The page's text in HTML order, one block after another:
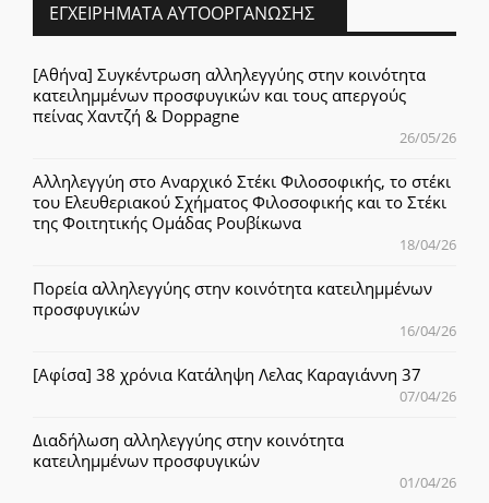
ΕΓΧΕΙΡΉΜΑΤΑ ΑΥΤΟΟΡΓΆΝΩΣΗΣ
[Αθήνα] Συγκέντρωση αλληλεγγύης στην κοινότητα
κατειλημμένων προσφυγικών και τους απεργούς
πείνας Χαντζή & Doppagne
26/05/26
Αλληλεγγύη στο Αναρχικό Στέκι Φιλοσοφικής, το στέκι
του Ελευθεριακού Σχήματος Φιλοσοφικής και το Στέκι
της Φοιτητικής Ομάδας Ρουβίκωνα
18/04/26
Πορεία αλληλεγγύης στην κοινότητα κατειλημμένων
προσφυγικών
16/04/26
[Αφίσα] 38 χρόνια Κατάληψη Λελας Καραγιάννη 37
07/04/26
Διαδήλωση αλληλεγγύης στην κοινότητα
κατειλημμένων προσφυγικών
01/04/26